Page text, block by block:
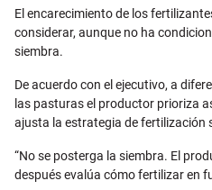
El encarecimiento de los
considerar, aunque no ha
siembra.
De acuerdo con el ejecutivo, a
las pasturas el productor prioriza
ajusta la estrategia de fertilización
“No se posterga la siembra. El
después evalúa cómo fertilizar en